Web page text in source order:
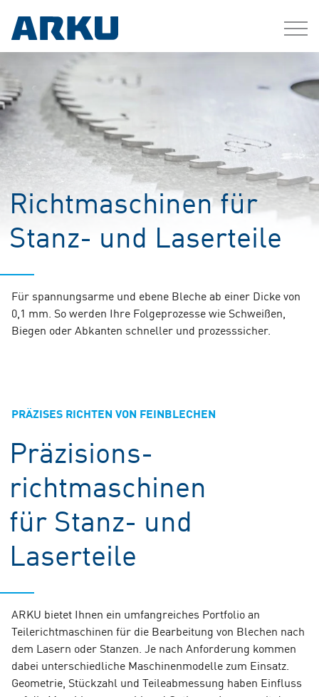
Richtmaschinen für
Stanz- und Laserteile
Für spannungsarme und ebene Bleche ab einer Dicke von
0,1 mm. So werden Ihre Folgeprozesse wie Schweißen,
Biegen oder Abkanten schneller und prozesssicher.
PRÄZISES RICHTEN VON FEINBLECHEN
Präzisions­
richtmaschinen
für Stanz- und
Laserteile
ARKU bietet Ihnen ein umfangreiches Portfolio an
Teilerichtmaschinen für die Bearbeitung von Blechen nach
dem Lasern oder Stanzen. Je nach Anforderung kommen
dabei unterschiedliche Maschinenmodelle zum Einsatz.
Geometrie, Stückzahl und Teileabmessung haben Einfluss